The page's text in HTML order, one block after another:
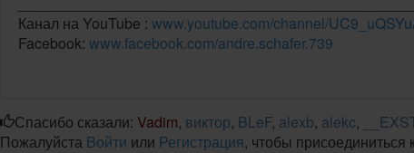
Канал на YouTube : www.youtube.com/channel/
Facebook: www.facebook.com/andre.schafer.739
Спасибо сказали: Vadim, виктор, BLeF, alexb, alekc,
Пожалуйста Войти или Регистрация, чтобы присоединиться